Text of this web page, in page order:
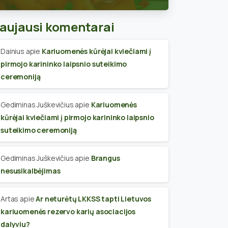
skyriaus narius
komentarai
Dainius apie Kariuomenės kūrėjai kviečiami į
pirmojo karininko laipsnio suteikimo
ceremoniją
Gediminas Juškevičius apie Kariuomenės
kūrėjai kviečiami į pirmojo karininko laipsnio
suteikimo ceremoniją
Gediminas Juškevičius apie Brangus
nesusikalbėjimas
Artas apieAr neturėtų LKKSS tapti Lietuvos
kariuomenės rezervo karių asociacijos
dalyviu?